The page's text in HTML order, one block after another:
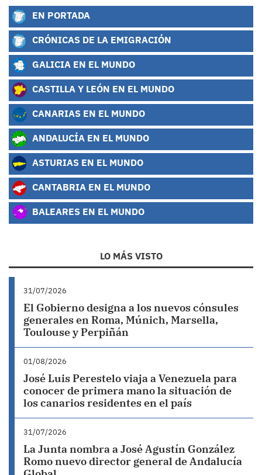
EN PORTADA
CRÓNICAS DE LA EMIGRACIÓN
GALICIA EN EL MUNDO
CASTILLA Y LEÓN EN EL MUNDO
CANARIAS EN EL MUNDO
ANDALUCÍA EN EL MUNDO
ASTURIAS EN EL MUNDO
CANTABRIA EN EL MUNDO
BALEARES EN EL MUNDO
LO MÁS VISTO
31/07/2026
El Gobierno designa a los nuevos cónsules
generales en Roma, Múnich, Marsella,
Toulouse y Perpiñán
01/08/2026
José Luis Perestelo viaja a Venezuela para
conocer de primera mano la situación de
los canarios residentes en el país
31/07/2026
La Junta nombra a José Agustín González
Romo nuevo director general de Andalucía